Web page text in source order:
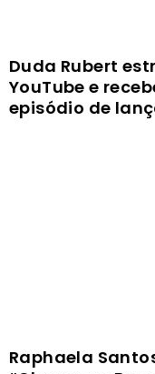
Duda Rubert
YouTube e
episódio de
Raphaela